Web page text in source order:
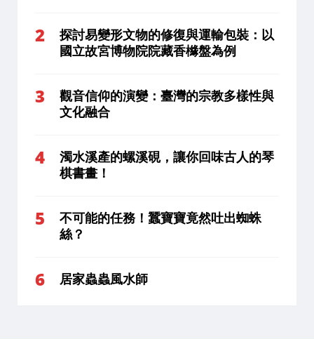
探討易變形文物的修復與運輸包裝：以
國立故宮博物院院藏香櫞盤為例
觀音信仰的演變：臺灣的宗教多樣性與
文化融合
濁水溪產的螺溪硯，讓你回味古人的琴
棋書畫！
不可能的任務！蠶寶寶竟然吐出蜘蛛
絲？
居家蟲蟲風水師